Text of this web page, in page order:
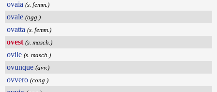
ovaia (s. femm.)
ovale (agg.)
ovatta (s. femm.)
ovest (s. masch.)
ovile (s. masch.)
ovunque (avv.)
ovvero (cong.)